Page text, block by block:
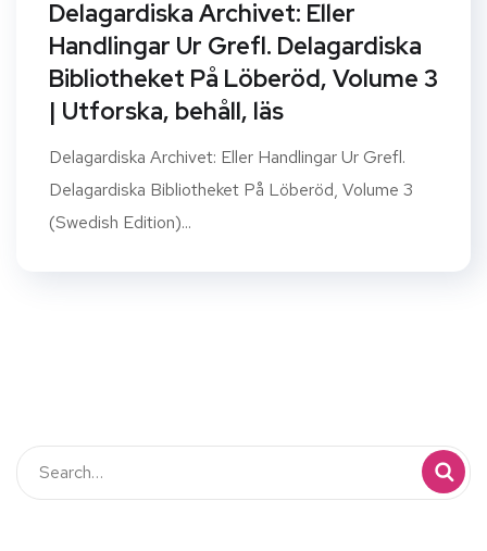
Delagardiska Archivet: Eller
Handlingar Ur Grefl. Delagardiska
Bibliotheket På Löberöd, Volume 3
| Utforska, behåll, läs
Delagardiska Archivet: Eller Handlingar Ur Grefl.
Delagardiska Bibliotheket På Löberöd, Volume 3
(Swedish Edition)...